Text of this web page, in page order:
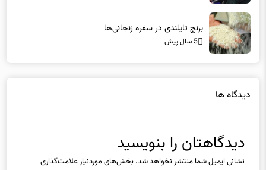
برنج تایلندی در سفره‌ زنجانی‌ها
5 سال پیش
دیدگاه ها
دیدگاهتان را بنویسید
نشانی ایمیل شما منتشر نخواهد شد. بخش‌های موردنیاز علامت‌گذاری